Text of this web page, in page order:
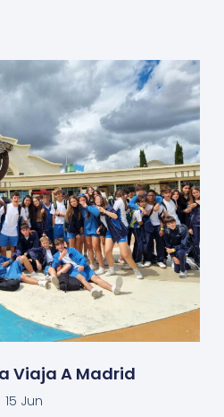
Viaja A Madrid
15 Jun